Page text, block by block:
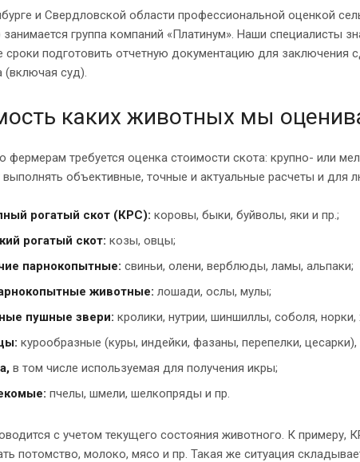
и Свердловской области профессиональной оценкой
группа компаний «Платинум». Наши специалисты
сроки подготовить отчетную документацию для заключения
(включая суд).
каких животных мы
фермерам требуется оценка стоимости скота: крупно- или
выполнять объективные, точные и актуальные расчеты и для
рогатый скот (КРС): коровы, быки, буйволы, яки и пр.;
рогатый скот: козы, овцы;
парнокопытные: свиньи, олени, верблюды, ламы, альпаки;
животные: лошади, ослы, мулы;
пушные звери: кролики, нутрии, шиншиллы, соболя, норки,
курообразные (куры, индейки, фазаны, перепелки, цесарки),
в том числе используемая для получения икры;
пчелы, шмели, шелкопряды и пр.
с учетом текущего состояния животного. К примеру,
потомство, молоко, мясо и пр. Такая же ситуация